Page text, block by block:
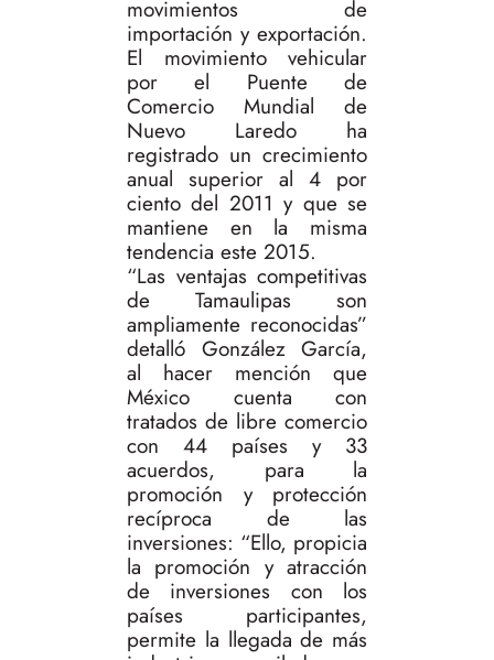
movimientos de
importación y exportación.
El movimiento vehicular
por el Puente de
Comercio Mundial de
Nuevo Laredo ha
registrado un crecimiento
anual superior al 4 por
ciento del 2011 y que se
mantiene en la misma
tendencia este 2015.
“Las ventajas competitivas
de Tamaulipas son
ampliamente reconocidas”
detalló González García,
al hacer mención que
México cuenta con
tratados de libre comercio
con 44 países y 33
acuerdos, para la
promoción y protección
recíproca de las
inversiones: “Ello, propicia
la promoción y atracción
de inversiones con los
países participantes,
permite la llegada de más